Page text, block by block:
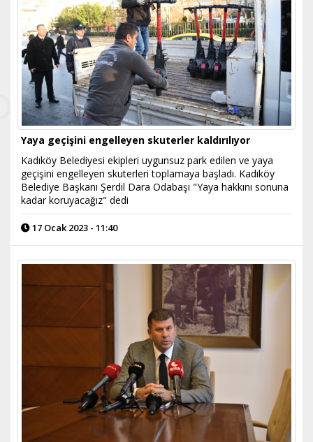
Yaya geçişini engelleyen skuterler kaldırılıyor
Kadıköy Belediyesi ekipleri uygunsuz park edilen ve yaya
geçişini engelleyen skuterleri toplamaya başladı. Kadıköy
Belediye Başkanı Şerdil Dara Odabaşı "Yaya hakkını sonuna
kadar koruyacağız" dedi
17 Ocak 2023 - 11:40